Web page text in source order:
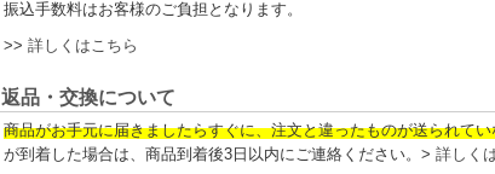
振込手数料はお客様のご負担となります。
>> 詳しくはこちら
返品・交換について
商品がお手元に届きましたらすぐに、注文と違ったものが送られて
が到着した場合は、商品到着後3日以内にご連絡ください。> 詳しく